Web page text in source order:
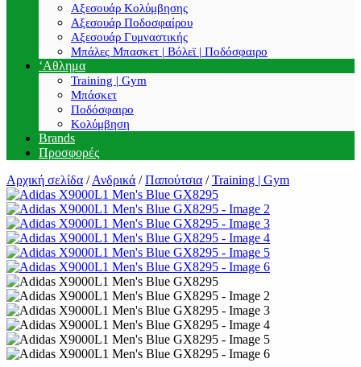
Αξεσουάρ Κολύμβησης
Αξεσουάρ Ποδοσφαίρου
Αξεσουάρ Γυμναστικής
Μπάλες Μπασκετ | Βόλεϊ | Ποδόσφαιρο
‘Αθλημα
Training | Gym
Μπάσκετ
Ποδόσφαιρο
Κολύμβηση
Brands
Προσφορές
Αρχική σελίδα /Ανδρικά / Παπούτσια / Training | Gym